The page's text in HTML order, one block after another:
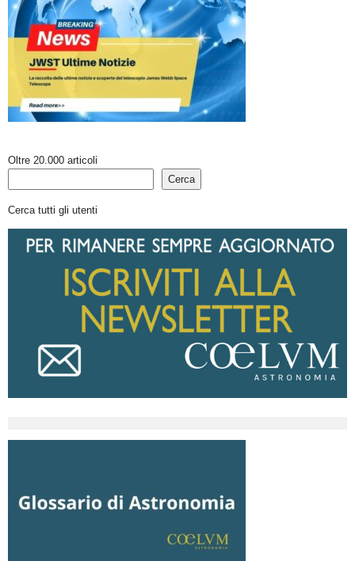
Oltre 20.000 articoli
Cerca
Cerca tutti gli utenti